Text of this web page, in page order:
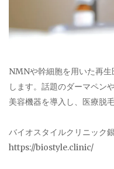
NMNや幹細胞を用いた再
します。話題のダーマペン
美容機器を導入し、医療脱
バイオスタイルクリニック
https://biostyle.clinic/